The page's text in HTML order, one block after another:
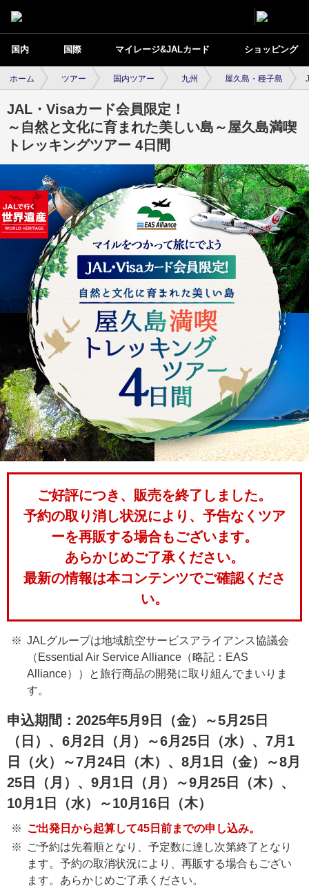
国内 国際 マイレージ&JALカード ショッピング
ホーム ツアー 国内ツアー 九州 屋久島・種子島
JAL・Visaカード会員限定！
～自然と文化に育まれた美しい島～屋久島満喫
トレッキングツアー 4日間
ご好評につき、販売を終了しました。
予約の取り消し状況により、予告なくツア
ーを再販する場合もございます。
あらかじめご了承ください。
最新の情報は本コンテンツでご確認くださ
い。
JALグループは地域航空サービスアライアンス協議会
（Essential Air Service Alliance（略記：EAS
Alliance））と旅行商品の開発に取り組んでまいりま
す。
申込期間：2025年5月9日（金）～5月25日
（日）、6月2日（月）～6月25日（水）、7月1
日（火）～7月24日（木）、8月1日（金）～8月
25日（月）、9月1日（月）～9月25日（木）、
10月1日（水）～10月16日（木）
ご出発日から起算して45日前までの申し込み。
ご予約は先着順となり、予定数に達し次第終了となり
ます。予約の取消状況により、再販する場合もござい
ます。あらかじめご了承ください。